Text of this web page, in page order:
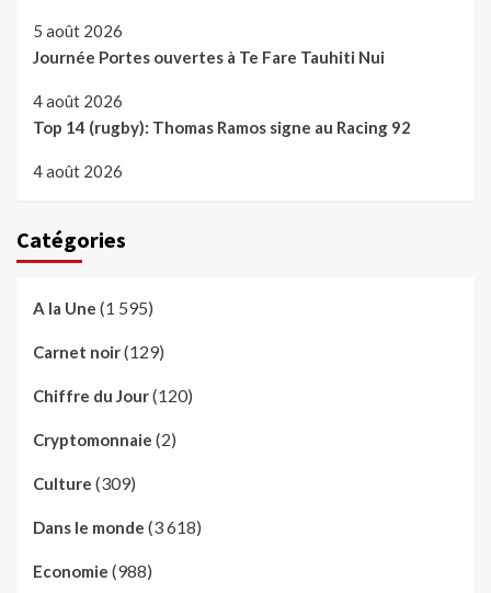
5 août 2026
Journée Portes ouvertes à Te Fare Tauhiti Nui
4 août 2026
Top 14 (rugby): Thomas Ramos signe au Racing 92
4 août 2026
Catégories
A la Une (1 595)
Carnet noir(129)
Chiffre du Jour(120)
Cryptomonnaie (2)
Culture (309)
Dans le monde (3 618)
Economie (988)